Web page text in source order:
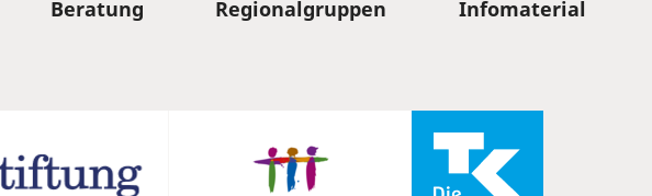
Beratung Regionalgruppen Infomaterial